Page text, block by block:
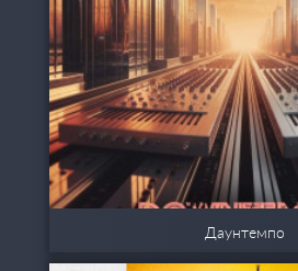
Даунтемпо